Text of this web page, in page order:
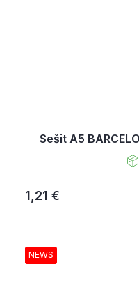
Sešit A5
1,21 €
NEWS